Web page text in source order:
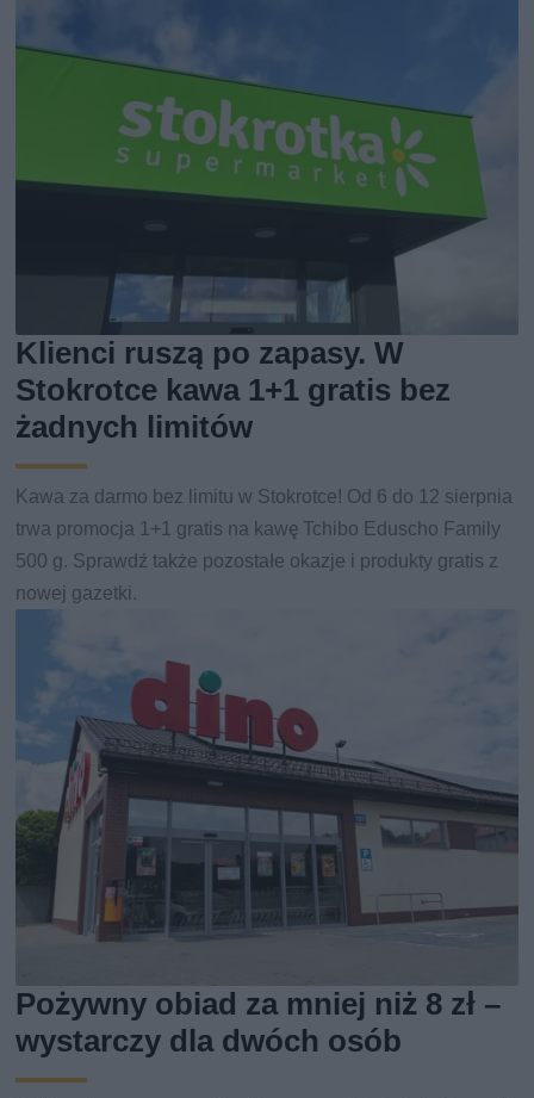
Klienci ruszą po zapasy. W
Stokrotce kawa 1+1 gratis bez
żadnych limitów
Kawa za darmo bez limitu w Stokrotce! Od 6 do 12 sierpnia
trwa promocja 1+1 gratis na kawę Tchibo Eduscho Family
500 g. Sprawdź także pozostałe okazje i produkty gratis z
nowej gazetki.
Pożywny obiad za mniej niż 8 zł –
wystarczy dla dwóch osób